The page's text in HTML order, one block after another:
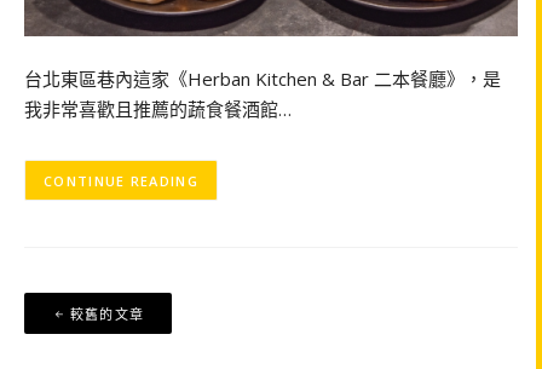
台北東區巷內這家《Herban Kitchen & Bar 二本餐廳》，是
我非常喜歡且推薦的蔬食餐酒館…
CONTINUE READING
文
章
較舊的文章